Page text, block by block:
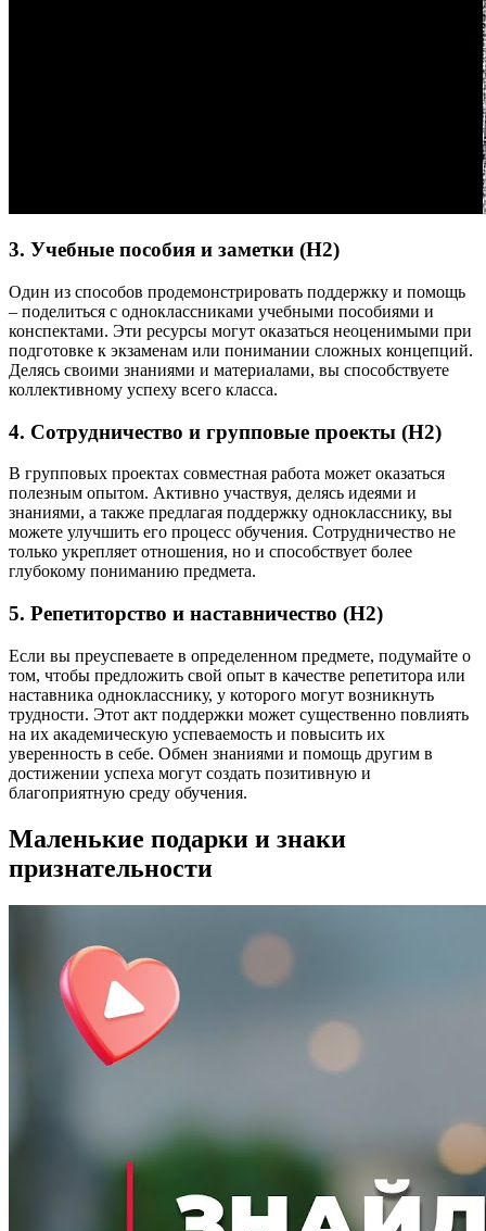
3. Учебные пособия и заметки (H2)
Один из способов продемонстрировать поддержку и помощь
– поделиться с одноклассниками учебными пособиями и
конспектами. Эти ресурсы могут оказаться неоценимыми при
подготовке к экзаменам или понимании сложных концепций.
Делясь своими знаниями и материалами, вы способствуете
коллективному успеху всего класса.
4. Сотрудничество и групповые проекты (H2)
В групповых проектах совместная работа может оказаться
полезным опытом. Активно участвуя, делясь идеями и
знаниями, а также предлагая поддержку однокласснику, вы
можете улучшить его процесс обучения. Сотрудничество не
только укрепляет отношения, но и способствует более
глубокому пониманию предмета.
5. Репетиторство и наставничество (H2)
Если вы преуспеваете в определенном предмете, подумайте о
том, чтобы предложить свой опыт в качестве репетитора или
наставника однокласснику, у которого могут возникнуть
трудности. Этот акт поддержки может существенно повлиять
на их академическую успеваемость и повысить их
уверенность в себе. Обмен знаниями и помощь другим в
достижении успеха могут создать позитивную и
благоприятную среду обучения.
Маленькие подарки и знаки
признательности